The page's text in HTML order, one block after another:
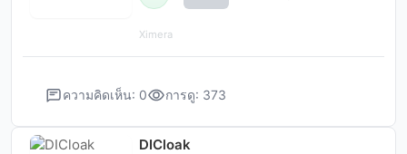
Ximera
ความคิดเห็น: 0 การดู: 373
DICloak